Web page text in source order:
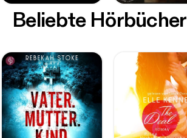
Beliebte Hörbücher